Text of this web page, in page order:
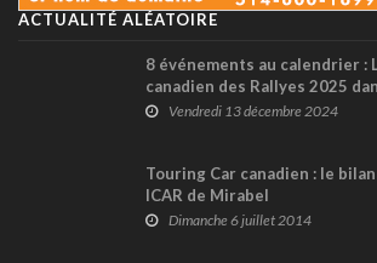
ACTUALITÉ ALÉATOIRE
8 événements au calendrier :
canadien des Rallyes 2025
2024Vendredi 13 décembre 2024
Touring Car canadien : le
ICAR de Mirabel
Dimanche 6 juillet 2014